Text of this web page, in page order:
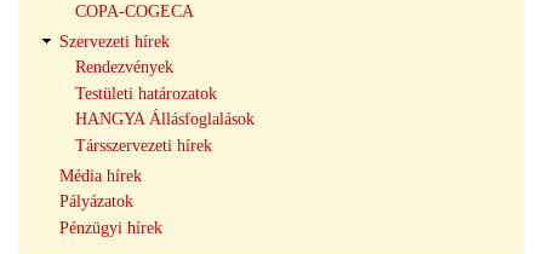
COPA-COGECA
Szervezeti hírek
Rendezvények
Testületi határozatok
HANGYA Állásfoglalások
Társszervezeti hírek
Média hírek
Pályázatok
Pénzügyi hírek